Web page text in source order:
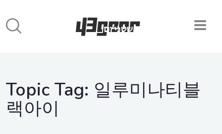
Topic Tag: 일루미나티블
랙아이